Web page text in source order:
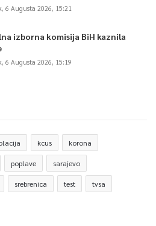
6 Augusta 2026, 15:21
izborna komisija BiH kaznila
6 Augusta 2026, 15:19
kcus korona
poplave sarajevo
srebrenica test tvsa